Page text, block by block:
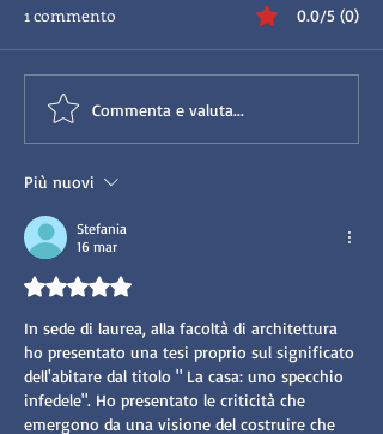
1 commento 0.0/5 (0)
Commenta e valuta...
Più nuovi
Stefania
16 mar
Valutazione 5 stelle su 5.
In sede di laurea, alla facoltà di architettura
ho presentato una tesi proprio sul significato
dell'abitare dal titolo " La casa: uno specchio
infedele". Ho presentato le criticità che
emergono da una visione del costruire che